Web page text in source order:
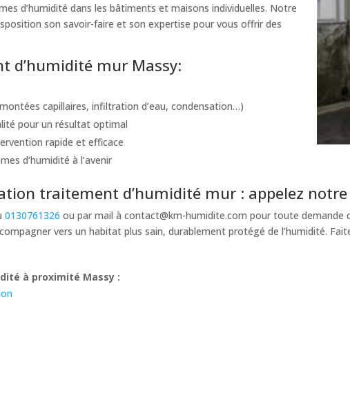
d’humidité dans les bâtiments et maisons individuelles. Notre
son savoir-faire et son expertise pour vous offrir des
d’humidité mur Massy:
capillaires, infiltration d’eau, condensation…)
pour un résultat optimal
rapide et efficace
d’humidité à l’avenir
traitement d’humidité mur : appelez notre
0130761326 ou par mail àcontact@km-humidite.com pour toute demande
vers un habitat plus sain, durablement protégé de l’humidité.
à proximité Massy :